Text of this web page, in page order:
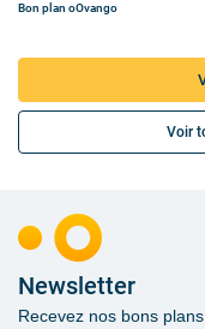
Bon plan oOvango
Voir
Newsletter
Recevez nos bons